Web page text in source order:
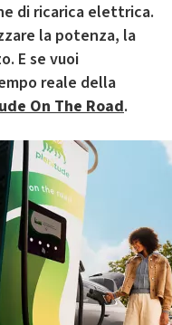
di ricarica elettrica.
la potenza, la
E se vuoi
reale della
On The Road.